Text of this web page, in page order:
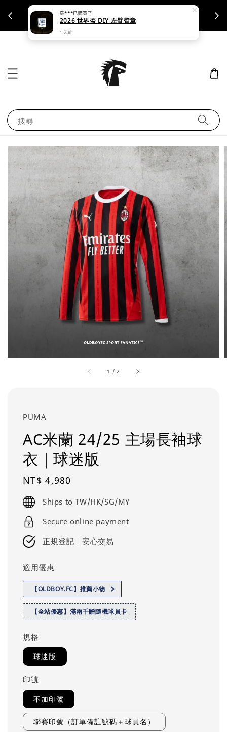
支援刷卡｜皆開立統一發票
搜尋
1 /2
PUMA
AC米蘭 24/25 主場長袖球
衣｜球迷版
Regular
price
NT$ 4,980
Ships to TW/HK/SG/MY
Secure online payment
正規登記｜安心交易
適用優惠
【OLDBOY.FC】推薦小物
【全站優惠】滿兩千贈隨機球員卡
規格
球迷版
印號
不加印號
聯賽印號（訂單備註號碼＋球員名）
羅***已購買了
2026 世界盃 DIY 左臂臂章
1 天前